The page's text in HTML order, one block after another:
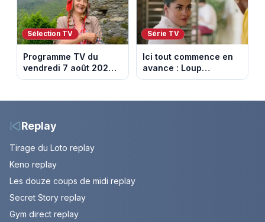
Sélection TV
Programme TV du
vendredi 7 août 2026 :
notre sélection pour
Série TV
Ici tout commence en
avance : Loup
découvre la trahison
10 août 2026 (spoiler)
Replay
Tirage du Loto replay
Keno replay
Les douze coups de midi replay
Secret Story replay
Gym direct replay